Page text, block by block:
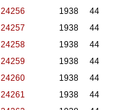
24256 1938 44
24257 1938 44
24258 1938 44
24259 1938 44
24260 1938 44
24261 1938 44